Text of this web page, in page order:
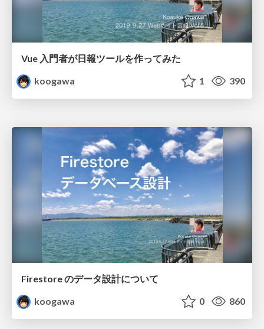
Vue 入門者が日報ツールを作ってみた
koogawa
1 390
Firestore のデータ設計について
koogawa
0 860